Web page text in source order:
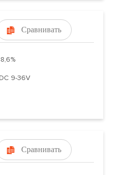
 Сравнивать
9-36V
 Сравнивать